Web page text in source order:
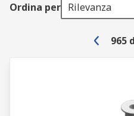
Ordina per Rilevanza
965